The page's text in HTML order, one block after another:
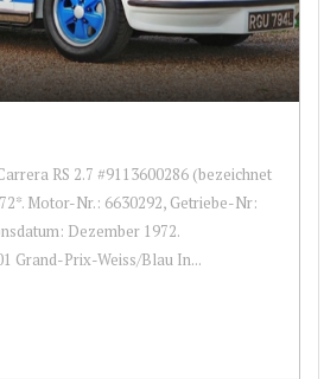
RS 2.7 #9113600286 (bezeichnet
Motor-Nr.: 6630292, Getriebe-Nr:
Dezember 1972.
Grand-Prix-Weiss/Blau In...